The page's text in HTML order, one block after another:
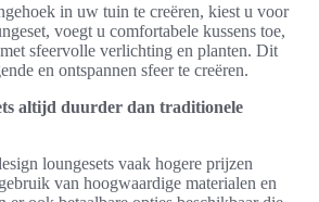
in uw tuin te creëren, kiest u voor
voegt u comfortabele kussens toe,
sfeervolle verlichting en planten. Dit
en ontspannen sfeer te creëren.
altijd duurder dan traditionele
loungesets vaak hogere prijzen
van hoogwaardige materialen en